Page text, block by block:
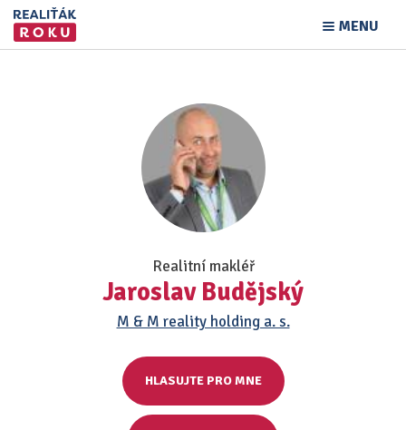
MENU
Realitní makléř
Jaroslav Budějský
M & M reality holding a. s.
HLASUJTE PRO MNE